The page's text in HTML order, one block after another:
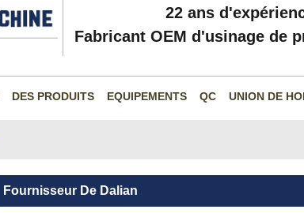
22 ans
Fabricant OEM d'usinage de
DES PRODUITS EQUIPEMENTS QC UNION DE
Fournisseur De Dalian